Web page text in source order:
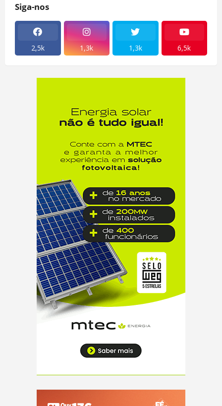
Siga-nos
2,5k 1,3k 1,3k 6,5k